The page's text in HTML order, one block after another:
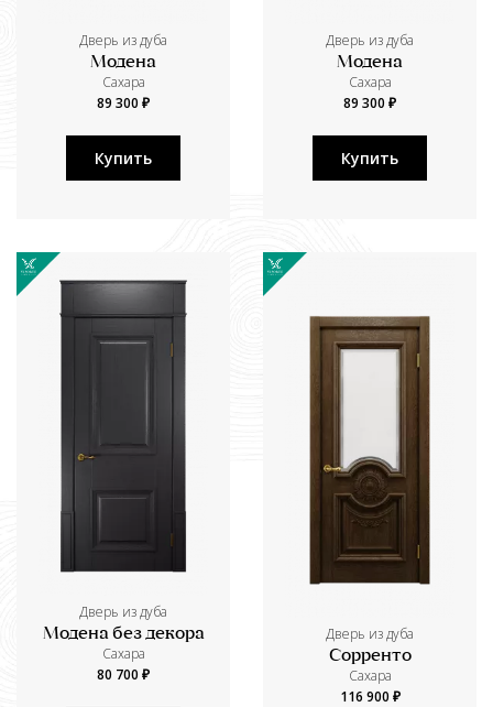
Дверь из дуба
Модена
Сахара
89 300 ₽
Купить
Дверь из дуба
Модена
Сахара
89 300 ₽
Купить
Дверь из дуба
Модена без декора
Сахара
80 700 ₽
Дверь из дуба
Сорренто
Сахара
116 900 ₽